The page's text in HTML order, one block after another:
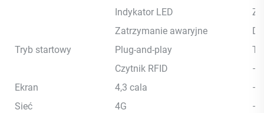
Indykator LED
Zatrzymanie awaryjne
Tryb startowy
Plug-and-play
Czytnik RFID
—
Ekran
4,3 cala
—
Sieć
4G
—